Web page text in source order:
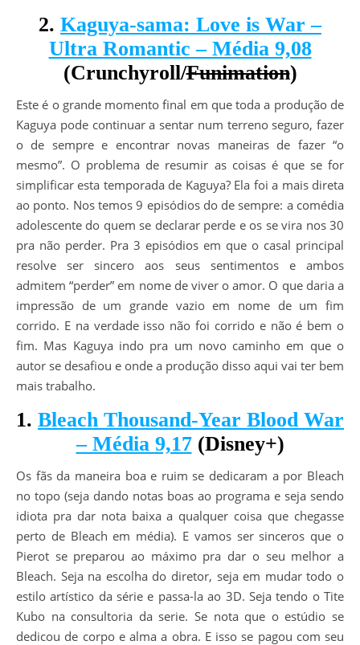
2. Kaguya-sama: Love is War –
Ultra Romantic – Média 9,08
(Crunchyroll/Funimation)
Este é o grande momento final em que toda a produção de
Kaguya pode continuar a sentar num terreno seguro, fazer
o de sempre e encontrar novas maneiras de fazer “o
mesmo”. O problema de resumir as coisas é que se for
simplificar esta temporada de Kaguya? Ela foi a mais direta
ao ponto. Nos temos 9 episódios do de sempre: a comédia
adolescente do quem se declarar perde e os se vira nos 30
pra não perder. Pra 3 episódios em que o casal principal
resolve ser sincero aos seus sentimentos e ambos
admitem “perder” em nome de viver o amor. O que daria a
impressão de um grande vazio em nome de um fim
corrido. E na verdade isso não foi corrido e não é bem o
fim. Mas Kaguya indo pra um novo caminho em que o
autor se desafiou e onde a produção disso aqui vai ter bem
mais trabalho.
1. Bleach Thousand-Year Blood War
– Média 9,17(Disney+)
Os fãs da maneira boa e ruim se dedicaram a por Bleach
no topo (seja dando notas boas ao programa e seja sendo
idiota pra dar nota baixa a qualquer coisa que chegasse
perto de Bleach em média). E vamos ser sinceros que o
Pierot se preparou ao máximo pra dar o seu melhor a
Bleach. Seja na escolha do diretor, seja em mudar todo o
estilo artístico da série e passa-la ao 3D. Seja tendo o Tite
Kubo na consultoria da serie. Se nota que o estúdio se
dedicou de corpo e alma a obra. E isso se pagou com seu